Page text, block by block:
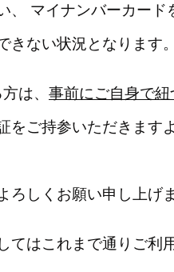
、 マイナンバーカード
ない状況となります。
は、 事前にご自身で紐
をご持参いただきます
しくお願い申し上げま
てはこれまで通りご利